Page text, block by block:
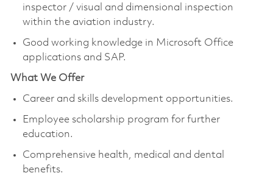
inspector / visual and dimensional inspection
within the aviation industry.
Good working knowledge in Microsoft Office
applications and SAP.
What We Offer
Career and skills development opportunities.
Employee scholarship program for further
education.
Comprehensive health, medical and dental
benefits.